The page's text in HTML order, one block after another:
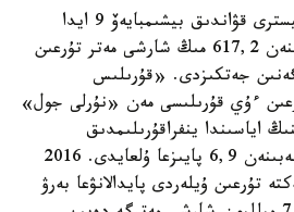
ال ۇلتتىق ەكونوميكا ءمينيسترى قۋاندىق بيشىمبايەۆ 9 ايدا
مەملەكەت قاراجاتى ەسەبىنەن 617,2 مىڭ شارشى مەتر تۇرعىن
جەتكىزدى. «قۇرىلىس
ءۇي قۇرىلىسى مەن «نۇرلى جول»
اياسىندا ينفراقۇرىلىمدىق
جوبالاردى ىسكە اسىرۋ ەسەبىنەن 6,9 پايىزعا ۇلعايدى. 2016
تۇرعىن ۇيلەردى پايدالانۋعا بەرۋ